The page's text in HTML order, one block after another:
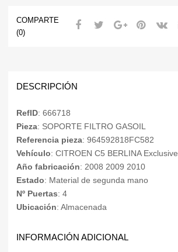
COMPARTE
(0)
DESCRIPCIÓN
RefID: 666718
Pieza: SOPORTE FILTRO GASOIL
Referencia pieza: 964592818FC582
Vehículo: CITROEN C5 BERLINA Exclusive
Año fabricación: 2008 2009 2010
Estado: Material de segunda mano
Nº Puertas: 4
Ubicación: Almacenada
INFORMACIÓN ADICIONAL